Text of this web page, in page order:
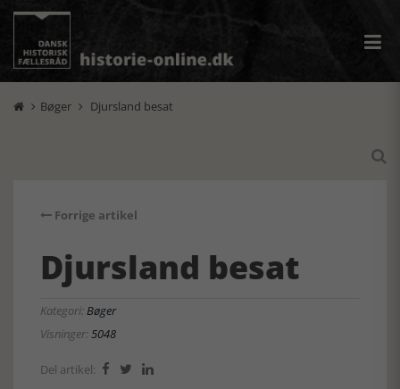
 Bøger  Djursland besat

Forrige artikel
Djursland besat
Kategori:Bøger
Visninger:5048
Del artikel:   